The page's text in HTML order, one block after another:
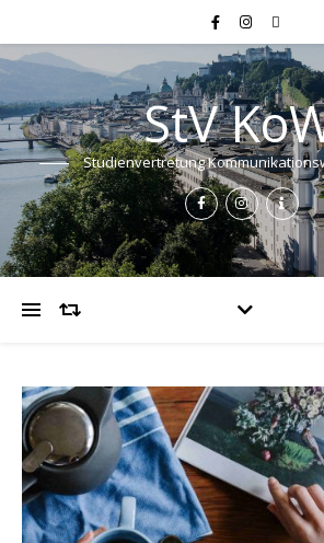
StV
Studienvertretung